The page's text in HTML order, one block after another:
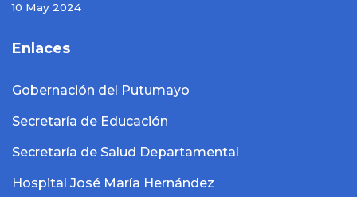
10 May 2024
Enlaces
Gobernación del Putumayo
Secretaría de Educación
Secretaría de Salud Departamental
Hospital José María Hernández